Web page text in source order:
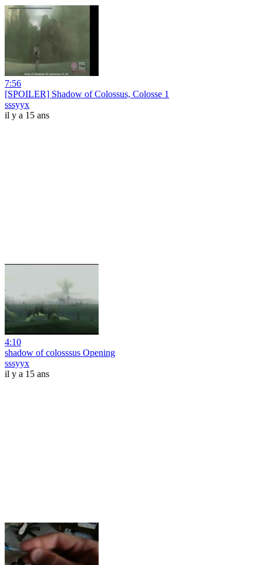
7:56
[SPOILER] Shadow of Colossus, Colosse 1
sssyyx
il y a 15 ans
4:10
shadow of colosssus Opening
sssyyx
il y a 15 ans